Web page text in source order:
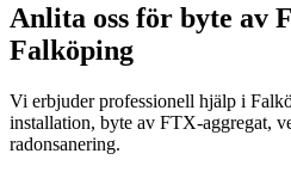
Anlita oss för byte av
Falköping
Vi erbjuder professionell hjälp i
installation, byte av FTX-aggregat,
radonsanering.